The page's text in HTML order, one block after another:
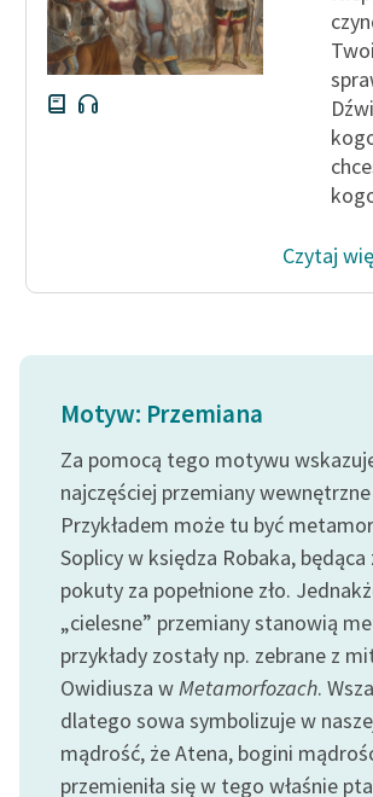
Czytaj
Motyw: Przemiana
Za pomocą tego motywu
najczęściej przemiany
Przykładem może tu być
Soplicy w księdza Robaka, będąca
pokuty za popełnione zło.
„cielesne” przemiany stanowią
przykłady zostały np. zebrane z
Owidiusza wMetamorfozach.
dlatego sowa symbolizuje w
mądrość, że Atena, bogini
przemieniła się w tego właśnie